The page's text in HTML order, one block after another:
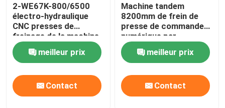
machine de cisaillement hydraulique
Grenailleuse
Machine de découpe laser
2-WE67K-800/6500
électro-hydraulique
CNC presses de
freinage de la machine
de pliage
meilleur prix
Contact
Machine tandem
8200mm de frein de
presse de commande
numérique par
ordinateur de 500 Ton
Hydraulicmeilleur prix
Contact